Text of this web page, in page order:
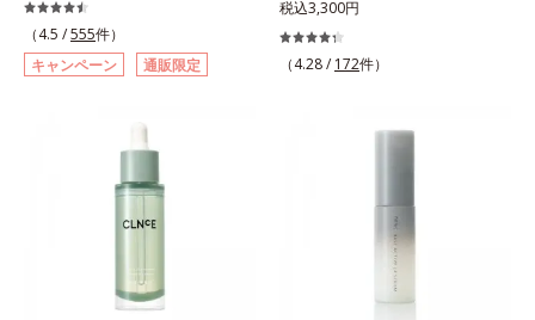
(*1)美容液。ポーラ化成 研究所の独
自研究で見出した、速攻型ナイアシ
ンアミド複合体(*2)と浸透サポート
有効成分「ナイアシンアミド」の浸
透スピードがアップ(*5)し、浸透し
にくい大人肌の深く(*3)まで素早く
届けます。真皮のコラーゲン産生を
促進し、年齢とともに刻まれる深い
メラニン生成を防ぎ未来のシミ・ソ
バカスを予防します。さらに独自研
（4.5 /555件）
キャンペーン
通販限定
ルビスの目元技術を結集し、ハリ感
みなぎるまなざしへ。レチノール
(*1)配合の目元美容液です。目元悩
(*2)の2種の成分が深いうるおいを
り、肌表面にピン！としたハリ感を
与え、さらに疑似セラミド(*3)が角
層の隙間に浸透(*4)。夜のスキンケ
アの最後にプラスすることで乾燥に
よる小ジワを目立たなくし、ハリ感
税込3,300円
（4.28 / 172件）